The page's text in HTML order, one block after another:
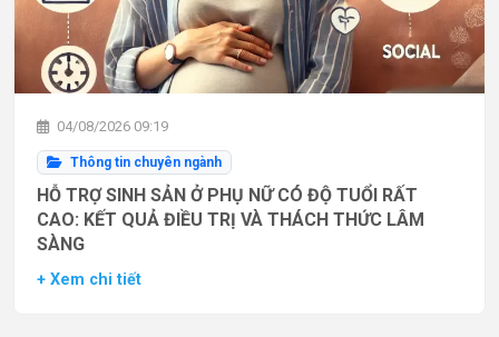
04/08/2026 09:19
Thông tin chuyên ngành
HỖ TRỢ SINH SẢN Ở PHỤ NỮ CÓ ĐỘ TUỔI RẤT
CAO: KẾT QUẢ ĐIỀU TRỊ VÀ THÁCH THỨC LÂM
SÀNG
+ Xem chi tiết